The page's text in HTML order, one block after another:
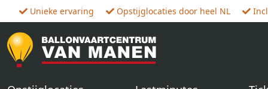
Unieke ervaring Opstijglocaties door heel NL